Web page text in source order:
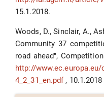
15.1.2018.
Woods, D., Sinclair, A.,
Community 37
road ahead",
http://
4_2_31_en.pdf, 10.1.2018